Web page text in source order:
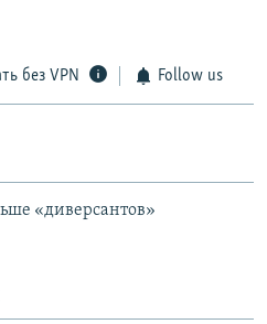
без VPN Follow us
«диверсантов»